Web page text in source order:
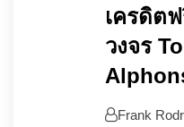
เครดิต
วงจร
Frank